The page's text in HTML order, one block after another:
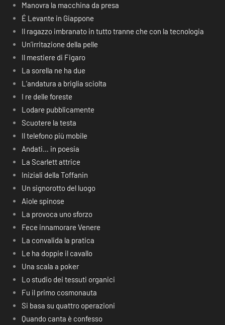
Manovra la macchina da presa
É Levante in Giappone
Il ragazzo imbranato in tutto tranne che con la tecnologia
Un’irritazione della pelle
Il mestiere di Figaro
La sorella ne ha due
L’andatura a briglia sciolta
I re delle foreste
Lodare pubblicamente
Scuotere la testa
Il telefono più mobile
Andati… in poesia
La Scarlett attrice
Iniziali della Toffanin
Un signorotto del luogo
Aiole spinose
La provoca uno sforzo
Fece innamorare Venere
La convalida la pratica
Le ha doppie il cavallo
Una scala a poker
Lo studio dei tessuti organici
Fu il primo cosmonauta
Si basa su quattro operazioni
Quando canta è confesso